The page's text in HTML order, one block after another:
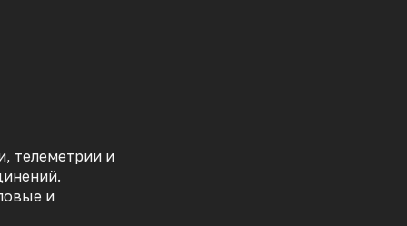
телеметрии и
и